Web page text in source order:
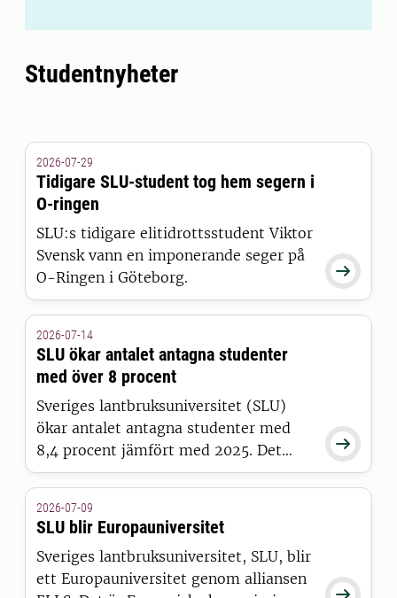
Studentnyheter

2026-07-29
Tidigare SLU-student tog hem segern i
O-ringen
SLU:s tidigare elitidrottsstudent Viktor
Svensk vann en imponerande seger på
O-Ringen i Göteborg.

2026-07-14
SLU ökar antalet antagna studenter
med över 8 procent
Sveriges lantbruksuniversitet (SLU)
ökar antalet antagna studenter med
8,4 procent jämfört med 2025. Det
visar siffror från Universitets- och
högskolerådets (UHR) senaste
pressmeddelande, där SLU sticker ut
positivt tillsammans med 15 andra
universitet och högskolor.

2026-07-09
SLU blir Europauniversitet
Sveriges lantbruksuniversitet, SLU, blir
ett Europauniversitet genom alliansen